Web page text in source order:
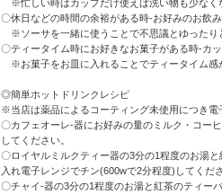
※忙しい時はカップだけ使えば洗い物も少なく
〇休日などの時間の余裕がある時-お好みのお飲
※ソーサを一緒に使うことで不思議とゆったり
〇ティータイム時にお好きなお菓子がある時-カ
※お菓子をお皿に入れることでティータイム感
◎簡単ホットドリンクレシピ
※当店は薬品によるコーティング未使用につき電
〇カフェオーレ-器にお好みの量のミルク・コー
してください。
〇ロイヤルミルクティー器の3分の1程度のお湯
入れ電子レンジでチン(600wで2分程度)してくださ
〇チャイ-器の3分の1程度のお湯と紅茶のティー